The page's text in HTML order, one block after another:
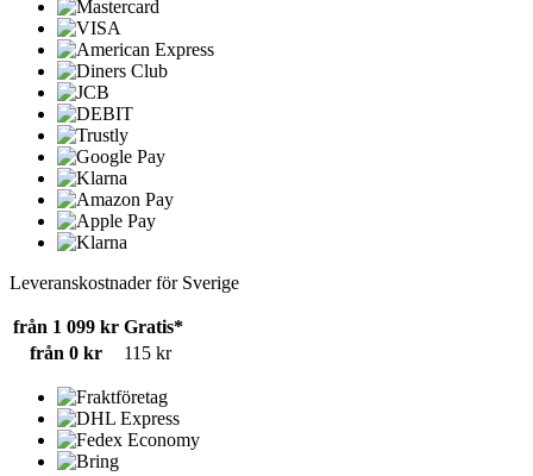
Leveranskostnader för Sverige
från 1 099 kr Gratis*
från 0 kr
115 kr